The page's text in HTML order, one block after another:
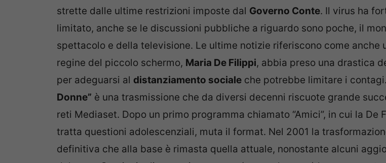
strette dalle ultime restrizioni imposte dal Governo Conte. Il virus ha
limitato, anche se le discussioni pubbliche a riguardo sono poche, il
spettacolo e della televisione. Le ultime notizie riferiscono come anche
regine del piccolo schermo, Maria De Filippi, abbia preso una drastica
per adeguarsi al distanziamento sociale che potrebbe limitare i contagi.
Donne” è una trasmissione che da diversi decenni riscuote grande
reti Mediaset. Dopo un primo programma chiamato “Amici”, in cui la De
tratta questioni adolescenziali, muta il format. Nel 2001 la
definitiva che alla base è rimasta quella attuale, nonostante alcuni